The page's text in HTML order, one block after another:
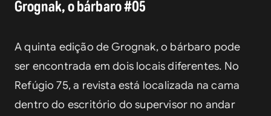
Grognak, o bárbaro #05
A quinta edição de Grognak, o bárbaro pode
ser encontrada em dois locais diferentes. No
Refúgio 75, a revista está localizada na cama
dentro do escritório do supervisor no andar